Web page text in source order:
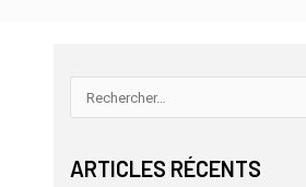
ARTICLES RÉCENTS